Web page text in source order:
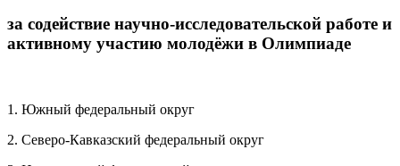
за содействие научно-исследовательской работе и
активному участию молодёжи в Олимпиаде
1. Южный федеральный округ
2. Северо-Кавказский федеральный округ